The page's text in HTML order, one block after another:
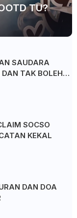
TU?
SAUDARA
TAK BOLEH
SOCSO
KEKAL
DAN DOA